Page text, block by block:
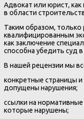
Адвокат или юрист,
в области
Таким образом, только
квалифицированным
как заключение
способна убедить суд
В нашей рецензии мы
конкретные страницы
допущены нарушения;
ссылки на
которые нарушены;